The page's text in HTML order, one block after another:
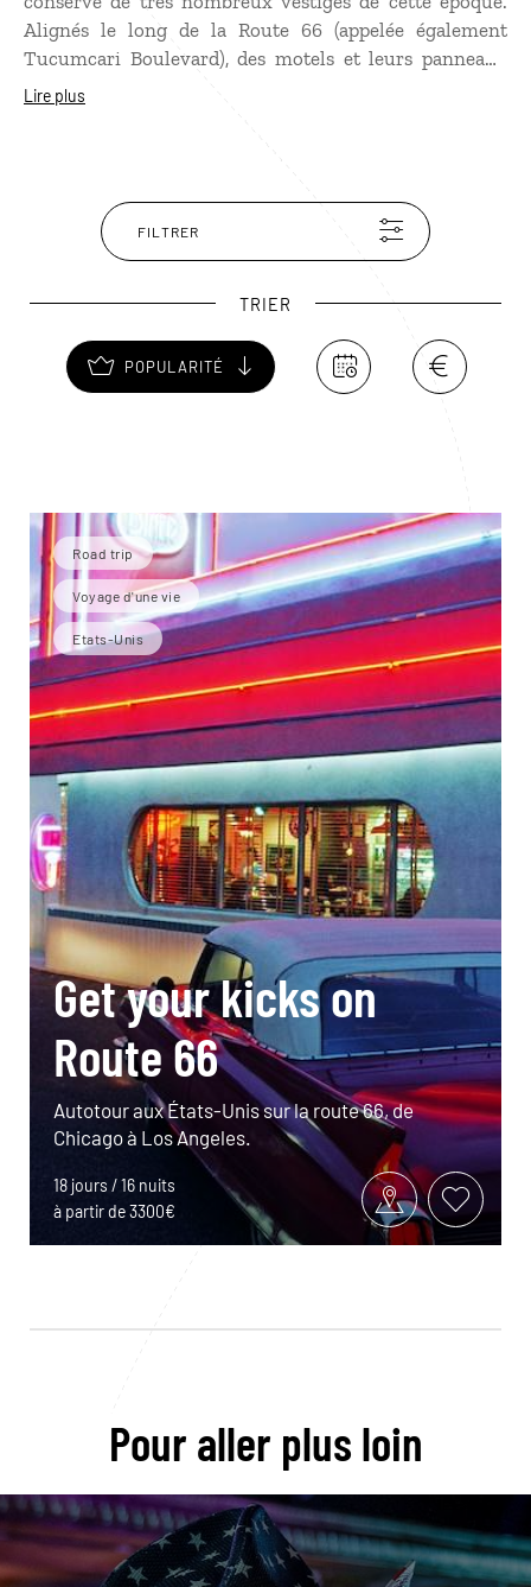
Alignés le long de la Route 66 (appelée également
Tucumcari Boulevard), des motels et leurs panneaux
font le bonheur des amoureux du vintage. Certains
rutilante station-service Texaco (devenue une boutique
de souvenirs), ni la façade du salon de coiffure Hairitage
Barber Hairstyling.
Lire plus
FILTRER
TRIER
POPULARITÉ
Road trip
Voyage d'une vie
Etats-Unis
Get your kicks on
Route 66
Autotour aux États-Unis sur la route 66, de
Chicago à Los Angeles.
18 jours / 16 nuits
à partir de 3300€
Pour aller plus loin